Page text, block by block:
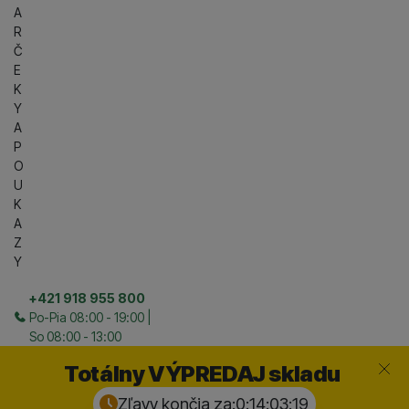
A
R
Č
E
K
Y
A
P
O
U
K
A
Z
Y
+421 918 955 800
Po-Pia 08:00 - 19:00 |
So 08:00 - 13:00
Totálny VÝPREDAJ skladu
Zľavy končia za:0:14:03:18
Zavrieť